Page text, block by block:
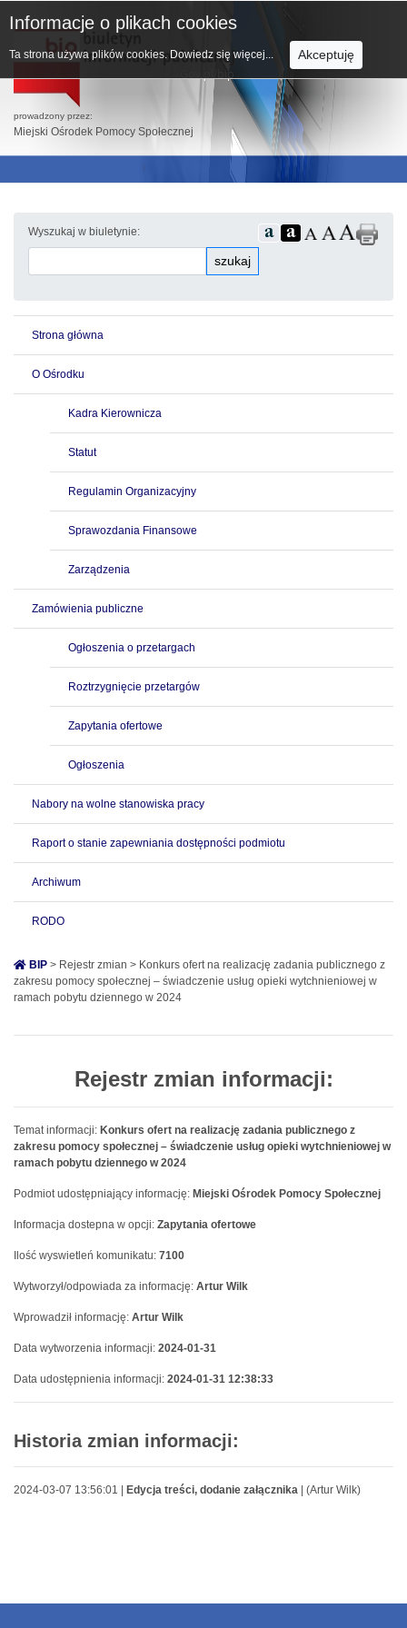
prowadzony przez:
Miejski Ośrodek Pomocy Społecznej
Wyszukaj w biuletynie:
szukaj
Strona główna
O Ośrodku
Kadra Kierownicza
Statut
Regulamin Organizacyjny
Sprawozdania Finansowe
Zarządzenia
Zamówienia publiczne
Ogłoszenia o przetargach
Roztrzygnięcie przetargów
Zapytania ofertowe
Ogłoszenia
Nabory na wolne stanowiska pracy
Raport o stanie zapewniania dostępności podmiotu
Archiwum
RODO
BIP > Rejestr zmian > Konkurs ofert na realizację zadania publicznego z
zakresu pomocy społecznej – świadczenie usług opieki wytchnieniowej w
ramach pobytu dziennego w 2024
Rejestr zmian informacji:
Temat informacji: Konkurs ofert na realizację zadania publicznego z
zakresu pomocy społecznej – świadczenie usług opieki wytchnieniowej w
ramach pobytu dziennego w 2024
Podmiot udostępniający informację: Miejski Ośrodek Pomocy Społecznej
Informacja dostepna w opcji: Zapytania ofertowe
Ilość wyswietleń komunikatu: 7100
Wytworzył/odpowiada za informację: Artur Wilk
Wprowadził informację: Artur Wilk
Data wytworzenia informacji: 2024-01-31
Data udostępnienia informacji: 2024-01-31 12:38:33
Historia zmian informacji:
2024-03-07 13:56:01 | Edycja treści, dodanie załącznika | (Artur Wilk)
Informacje o plikach cookies
Ta strona używa plików cookies. Dowiedz się więcej... Akceptuję